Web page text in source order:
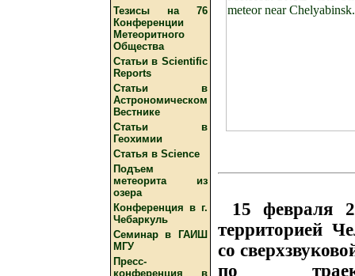
Тезисы на 76
Конференции
Метеоритного
Общества
Cтатьи в Scientific
Reports
Cтатьи в
Астрономическом
Вестнике
Cтатьи в
Геохимии
Cтатья в Science
Подъем
метеорита из
озера
Конференция в г.
Чебаркуль
Семинар в ГАИШ
МГУ
Пресс-
конференция в
15 февраля
территорией
со
по